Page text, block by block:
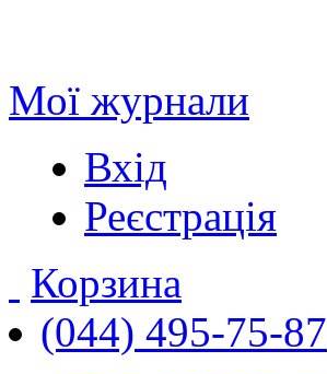
Мої журнали
Вхід
Реєстрація
Корзина
(044) 495-75-87